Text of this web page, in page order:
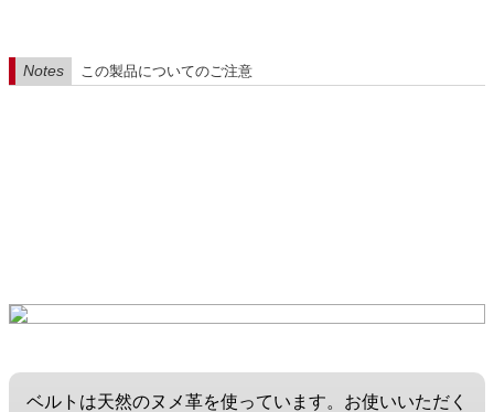
Notes この製品についてのご注意
ベルトは天然のヌメ革を使っています。お使いいただく